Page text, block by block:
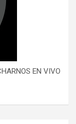
EN VIVO